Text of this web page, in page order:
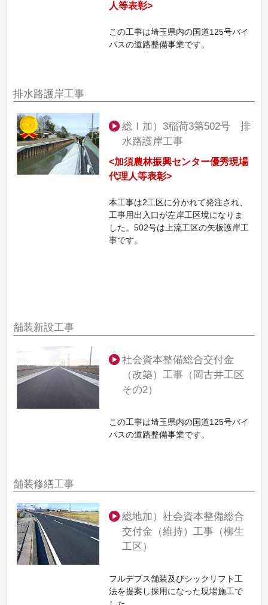
人等表彰>
この工事は埼玉県内の国道125号バイ
パスの道路整備事業です。
排水路護岸工事
総Ⅰ加）3稲荷3第502号 排
水路護岸工事
<加須農林振興センター優秀現場
代理人等表彰>
本工事は2工区に分かれて発注され、
工事用出入口が左岸工区境になりま
した。502号は上流工区の矢板護岸工
事です。
舗装新設工事
社会資本整備総合交付金
（改築）工事（岡古井工区
その2）
この工事は埼玉県内の国道125号バイ
パスの道路整備事業です。
舗装修繕工事
総地加）社会資本整備総合
交付金（維持）工事（柳生
工区）
フルデプス舗装及びシックリフト工
法を提案し採用になった現場施工で